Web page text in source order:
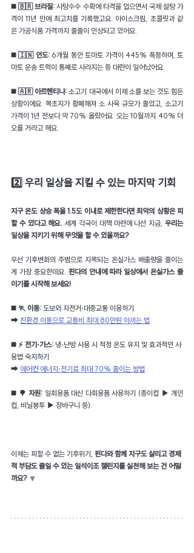
◼️ 🇧🇷 브라질: 사탕수수 수확에 타격을 입으면서 국제 설탕 가
격이 11년 만에 최고치를 기록했고요. 아이스크림, 초콜릿과 같
은 가공식품 가격까지 줄줄이 인상되고 있어요.
◼️ 🇮🇳 인도: 6개월 동안 토마토 가격이 445% 폭등하며, 토
마토 운송 트럭이 통째로 사라지는 등 대란이 일어났어요.
◼️ 🇦🇷 아르헨티나: 소고기 대국에서 이제 소를 보는 것도 힘든
상황이에요. 목초지가 황폐해져 소 사육 규모가 줄었고, 소고기
가격이 1년 전보다 약 70% 올랐어요. 오는 10월까지 40% 더
오를 거라고 해요.
2️⃣ 우리 일상을 지킬 수 있는 마지막 기회
지구 온도 상승 폭을 1.5도 이내로 제한한다면 최악의 상황은 피
할 수 있다고 해요. 세계 각국이 대책 마련에 나선 지금, 우리는
일상을 지키기 위해 무엇을 할 수 있을까요?
우선 기후변화의 주범으로 지목되는 온실가스 배출량을 줄이는
게 가장 중요한데요. 핀다의 안내에 따라 일상에서 온실가스 줄
이기를 시작해 보세요!
◼️ 🏃 이동: 도보와 자전거⋅대중교통 이용하기
➡ 친환경 이동으로 교통비 최대 80만원 아끼는 법
◼️ ⚡ 전기⋅가스: 냉⋅난방 사용 시 적정 온도 유지 및 효과적인 사
용법 숙지하기
➡ 에어컨 에너지⋅전기료 최대 70% 줄이는 방법
◼️ 🌳 자원: 일회용품 대신 다회용품 사용하기 (종이컵 ▶ 개인
컵, 비닐봉투 ▶ 장바구니 등)
이제는 피할 수 없는 기후위기, 핀다와 함께 지구도 살리고 경제
적 부담도 줄일 수 있는 일석이조 챌린지를 실천해 보는 건 어떨
까요? 🔽